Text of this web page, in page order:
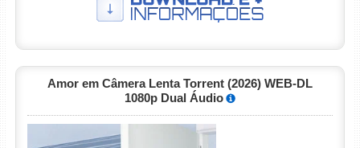
Amor em Câmera Lenta Torrent (2026) WEB-DL
1080p Dual Áudio